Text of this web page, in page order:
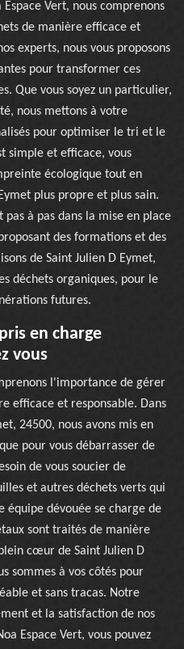
Vert, nous comprenons
de manière efficace et
experts, nous vous proposons
pour transformer ces
Que vous soyez un particulier,
nous mettons à votre
pour optimiser le tri et le
simple et efficace, vous
écologique tout en
plus propre et plus sain.
pas à pas dans la mise en place
des formations et des
de Saint Julien D Eymet,
déchets organiques, pour le
futures.
en charge
vous
l'importance de gérer
efficace et responsable. Dans
24500, nous avons mis en
pour vous débarrasser de
de vous soucier de
et autres déchets verts qui
équipe dévouée se charge de
sont traités de manière
cœur de Saint Julien D
sommes à vos côtés pour
et sans tracas. Notre
et la satisfaction de nos
Espace Vert, vous pouvez